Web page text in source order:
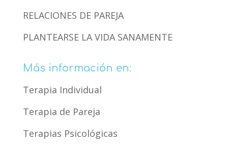
RELACIONES DE PAREJA
PLANTEARSE LA VIDA SANAMENTE
Más información en:
Terapia Individual
Terapia de Pareja
Terapias Psicológicas